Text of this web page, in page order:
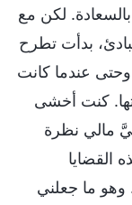
بالسعادة. لكن مع
بدأت تطرح
عندما كانت
كنت أخشى
مالي نظرة
القضايا
وهو ما جعلني